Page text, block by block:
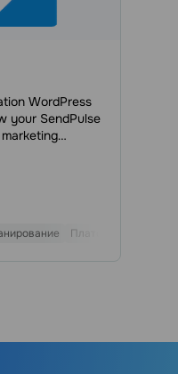
WordPress
your SendPulse
at theПлатежи